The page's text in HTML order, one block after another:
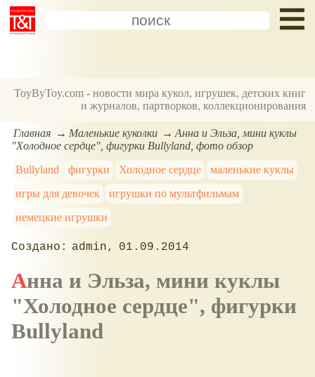
ToyByToy.com - новости мира кукол, игрушек, детских книг
и журналов, партворков, коллекционирования
Главная Маленькие куколки
Анна и Эльза, мини куклы
"Холодное сердце", фигурки Bullyland, фото обзор
Bullyland
фигурки Холодное сердце
маленькие куклы
игры для девочек
игрушки по мультфильмам
немецкие игрушки
admin 01.09.2014
Анна и Эльза, мини куклы
"Холодное сердце", фигурки
Bullyland